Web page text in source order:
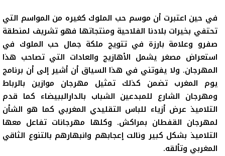
في حين اعتبرت أن موسم حب الملوك كغيره من المواسم التي
تحتفي بخيرات بلادنا الفلاحية ومنتجاتها فهو تشريف لمنطقة
صفرو وعلامة بارزة في تتويج ملكة جمال حب الملوك في
استعراض مصغر يشمل الأهازيج والعادات التي تصاحب هذا
المهرجان. ولا يفوتني في هذا السياق أن أشير إلى أن برنامج
يوم المغرب تضمن كذلك تمثيل مهرجان موازين بالرباط
ومهرجان الشارع للمبدعين الشباب بالدارالببيضاء كما قدم
التلاميذ عرض أزياء للباس التقليدي المغربي كما هو الشأن
لمهرجان القفطان بمراكش. وكلها مهرجانات تفاعل معها
التلاميذ بشكل كبير ونالت إعجابهم وانبهارهم بالتنوع الثاقي
المغربي وتألقه.